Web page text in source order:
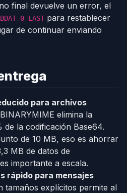
no final devuelve un error, el
BDAT 0 LAST para restablecer
de continuar enviando
para archivos
BINARYMIME elimina la
de la codificación Base64.
de 10 MB, eso es ahorrar
MB de datos de
importante a escala.
rápido para mensajes
tamaños explícitos permite al